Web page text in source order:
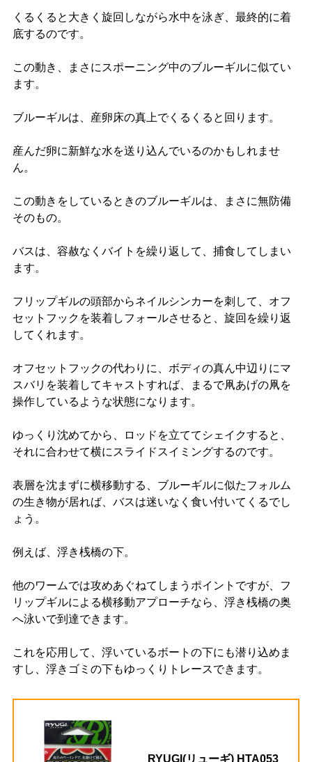
くるくると大きく旋回しながら水中を泳ぎ、最終的に着
底するのです。
この動き、まさにスポーニング中のブルーギルに似てい
ます。
ブルーギルは、産卵床の真上でくるくると回ります。
産んだ卵に新鮮な水を送り込んでいるのかもしれませ
ん。
この動きをしているときのブルーギルは、まさに無防備
そのもの。
バスは、容赦なくバイトを繰り返して、捕食してしまい
ます。
フリップギルの頭部からネイルシンカーを刺して、オフ
セットフックを装着しフォールさせると、旋回を繰り返
してくれます。
オフセットフックの代わりに、ボディの真ん中辺りにマ
スバリを装着してキャストすれば、まるで凧あげの凧を
操作しているような状態になります。
ゆっくり沈めてから、ロッドを立ててシェイクすると、
それに合わせて横にスライドスイミングするのです。
表層を沈まずに横移動する、ブルーギルに似たフォルム
の生き物が居れば、バスは迷いなく食い付いてくるでし
ょう。
例えば、浮き桟橋の下。
他のワームでは攻めあぐねてしまうポイントですが、フ
リップギルによる横移動アプローチなら、浮き桟橋の奥
へ泳いで到達できます。
これを応用して、浮いているボートの下にも潜り込めま
すし、浮きゴミの下もゆっくりトレースできます。
RYUGI(リューギ) HTA053